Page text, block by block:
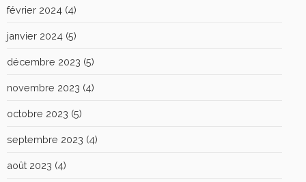
février 2024 (4)
janvier 2024 (5)
décembre 2023 (5)
novembre 2023 (4)
octobre 2023 (5)
septembre 2023 (4)
août 2023 (4)